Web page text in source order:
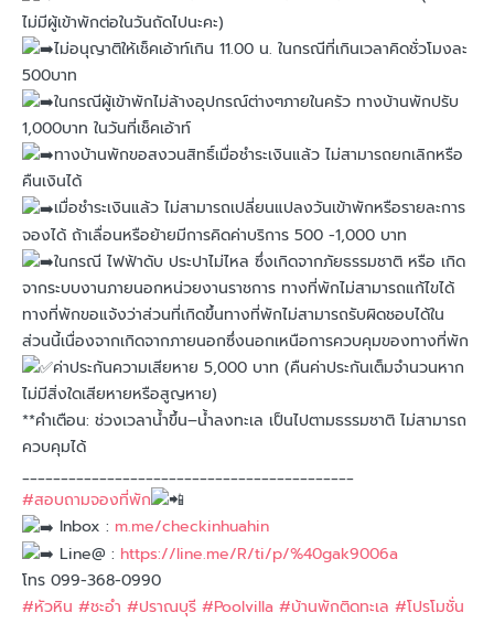
ไม่มีผู้เข้าพักต่อในวันถัดไปนะคะ)
ไม่อนุญาติให้เช็คเอ้าท์เกิน 11.00 น. ในกรณีที่เกินเวลาคิดชั่วโมงละ
500บาท
ในกรณีผู้เข้าพักไม่ล้างอุปกรณ์ต่างๆภายในครัว ทางบ้านพักปรับ
1,000บาท ในวันที่เช็คเอ้าท์
ทางบ้านพักขอสงวนสิทธิ์เมื่อชำระเงินแล้ว ไม่สามารถยกเลิกหรือ
คืนเงินได้
เมื่อชำระเงินแล้ว ไม่สามารถเปลี่ยนแปลงวันเข้าพักหรือรายละการ
จองได้ ถ้าเลื่อนหรือย้ายมีการคิดค่าบริการ 500 -1,000 บาท
ในกรณี ไฟฟ้าดับ ประปาไม่ไหล ซึ่งเกิดจากภัยธรรมชาติ หรือ เกิด
จากระบบงานภายนอกหน่วยงานราชการ ทางที่พักไม่สามารถแก้ไขได้
ทางที่พักขอแจ้งว่าส่วนที่เกิดขึ้นทางที่พักไม่สามารถรับผิดชอบได้ใน
ส่วนนี้เนื่องจากเกิดจากภายนอกซึ่งนอกเหนือการควบคุมของทางที่พัก
ค่าประกันความเสียหาย 5,000 บาท (คืนค่าประกันเต็มจำนวนหาก
ไม่มีสิ่งใดเสียหายหรือสูญหาย)
**คำเตือน: ช่วงเวลาน้ำขึ้น–น้ำลงทะเล เป็นไปตามธรรมชาติ ไม่สามารถ
ควบคุมได้
___________________________________________
#สอบถามจองที่พัก
Inbox : m.me/checkinhuahin
Line@ : https://line.me/R/ti/p/%40gak9006a
โทร 099-368-0990
#หัวหิน #ชะอำ #ปราณบุรี #Poolvilla #บ้านพักติดทะเล #โปรโมชั่น